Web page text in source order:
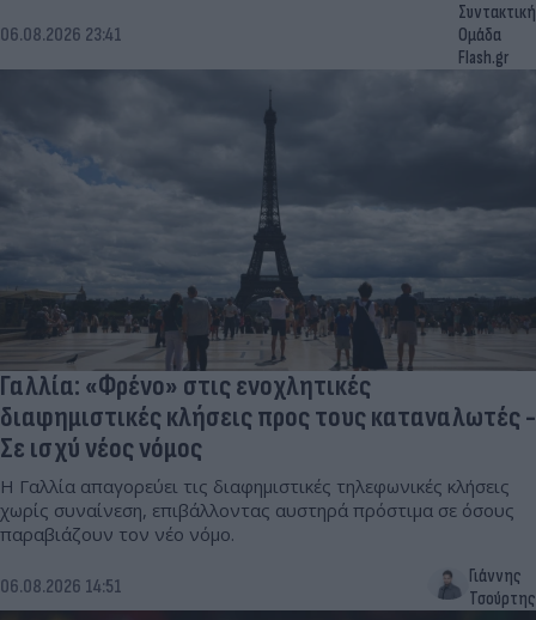
06.08.2026 23:41
Συντακτική
Ομάδα
Flash.gr
Γαλλία: «Φρένο» στις ενοχλητικές
διαφημιστικές κλήσεις προς τους καταναλωτές -
Σε ισχύ νέος νόμος
Η Γαλλία απαγορεύει τις διαφημιστικές τηλεφωνικές κλήσεις
χωρίς συναίνεση, επιβάλλοντας αυστηρά πρόστιμα σε όσους
παραβιάζουν τον νέο νόμο.
06.08.2026 14:51
Γιάννης
Τσούρτης